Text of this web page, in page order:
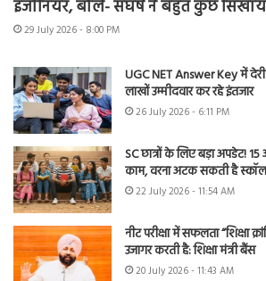
इंजीनियर, बोले- संघर्ष ने बहुत कुछ
29 July 2026 - 8:00 PM
UGC NET Answer Key में
लाखों उम्मीदवार कर रहे इंतजार
26 July 2026 - 6:11 PM
SC छात्रों के लिए बड़ा अपडेट!
काम, वरना अटक सकती है
22 July 2026 - 11:54 AM
नीट परीक्षा में सफलता “शिक्षा
उजागर करती है: शिक्षा मंत्री बैंस
20 July 2026 - 11:43 AM